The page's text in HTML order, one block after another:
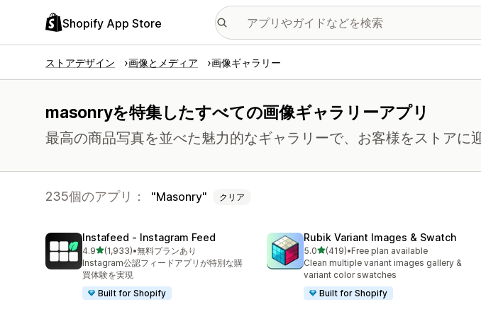
Shopify App Store
ストアデザイン 画像とメディア 画像ギャラリー
masonryを特集したすべての画像ギャラリーアプリ
最高の商品写真を並べた魅力的なギャラリーで、お客様をストアに
235個のアプリ： Masonry クリア
Instafeed ‑ Instagram Feed
4.95つ星中
(1,933)
合計レビュー数：1933件
•無料プランあり
Instagram公認フィードアプリが特別な購
買体験を実現
Built for Shopify
Rubik Variant Images & Swatch
5.05つ星中
(419)
合計レビュー数：419件
•Free plan available
Clean multiple variant images gallery &
variant color swatches
Built for Shopify